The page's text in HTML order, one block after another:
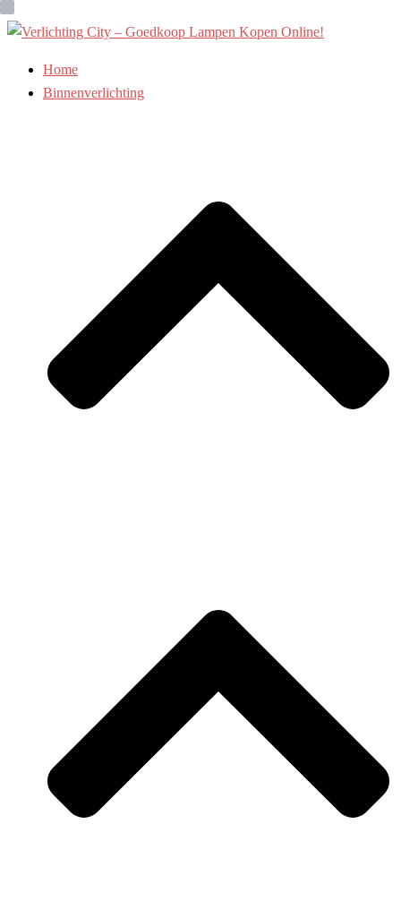
Ga
naar
inhoud
Home
Binnenverlichting